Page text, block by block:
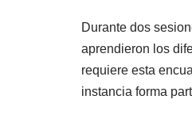
Durante dos
aprendieron los
requiere esta
instancia forma